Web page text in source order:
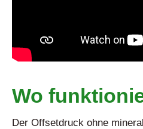
Wo
Der Offsetdruck ohne